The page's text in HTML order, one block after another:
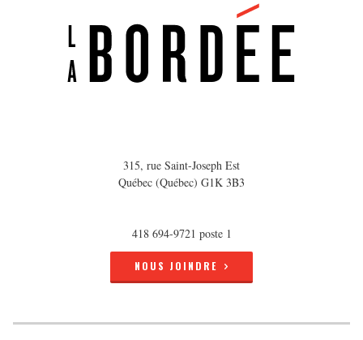
315, rue Saint-Joseph Est
Québec (Québec) G1K 3B3
418 694-9721 poste 1
NOUS JOINDRE